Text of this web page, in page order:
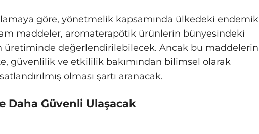
göre, yönetmelik kapsamında ülkedeki endemik
maddeler, aromaterapötik ürünlerin bünyesindeki
üretiminde değerlendirilebilecek. Ancak bu maddelerin
güvenlilik ve etkililik bakımından bilimsel olarak
olması şartı aranacak.
Daha Güvenli Ulaşacak